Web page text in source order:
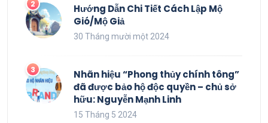
Hướng Dẫn Chi Tiết Cách Lập Mộ
Gió/Mộ Giả
30 Tháng mười một 2024
Nhãn hiệu “Phong thủy chính tông”
đã được bảo hộ độc quyền – chủ sở
hữu: Nguyễn Mạnh Linh
15 Tháng 5 2024